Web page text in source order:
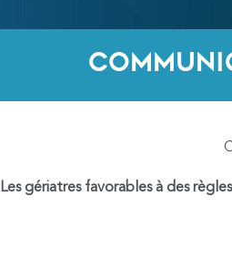
Les gériatres favorables à des